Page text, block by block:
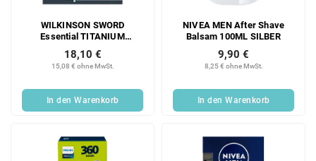
WILKINSON SWORD
Essential TITANIUM
15,08 € ohne MwSt.
18,10 €
In den Warenkorb
NIVEA MEN After Shave
Balsam 100ML SILBER
8,25 € ohne MwSt.
9,90 €
In den Warenkorb